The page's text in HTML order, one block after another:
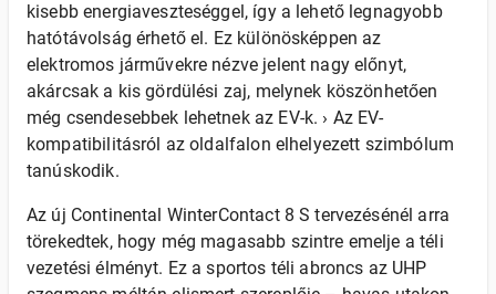
kisebb energiaveszteséggel, így a lehető legnagyobb
hatótávolság érhető el. Ez különösképpen az
elektromos járművekre nézve jelent nagy előnyt,
akárcsak a kis gördülési zaj, melynek köszönhetően
még csendesebbek lehetnek az EV-k. › Az EV-
kompatibilitásról az oldalfalon elhelyezett szimbólum
tanúskodik.
Az új Continental WinterContact 8 S tervezésénél arra
törekedtek, hogy még magasabb szintre emelje a téli
vezetési élményt. Ez a sportos téli abroncs az UHP